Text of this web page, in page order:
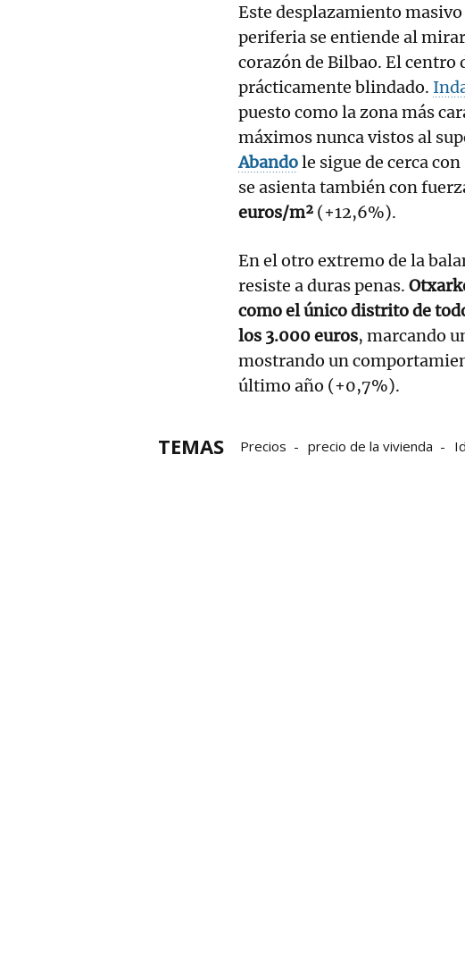
Este desplazamiento
periferia se entiende al
corazón de Bilbao. El centro
prácticamente blindado.
puesto como la zona más
máximos nunca vistos al
Abandole sigue de cerca con
se asienta también con
euros/m² (+12,6%).
En el otro extremo de la
resiste a duras penas.
como el único distrito de
los 3.000 euros, marcando
mostrando un
último año (+0,7%).
TEMAS Precios precio de la vivienda